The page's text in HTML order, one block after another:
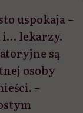
uspokaja –
i… lekarzy.
są
osoby
–